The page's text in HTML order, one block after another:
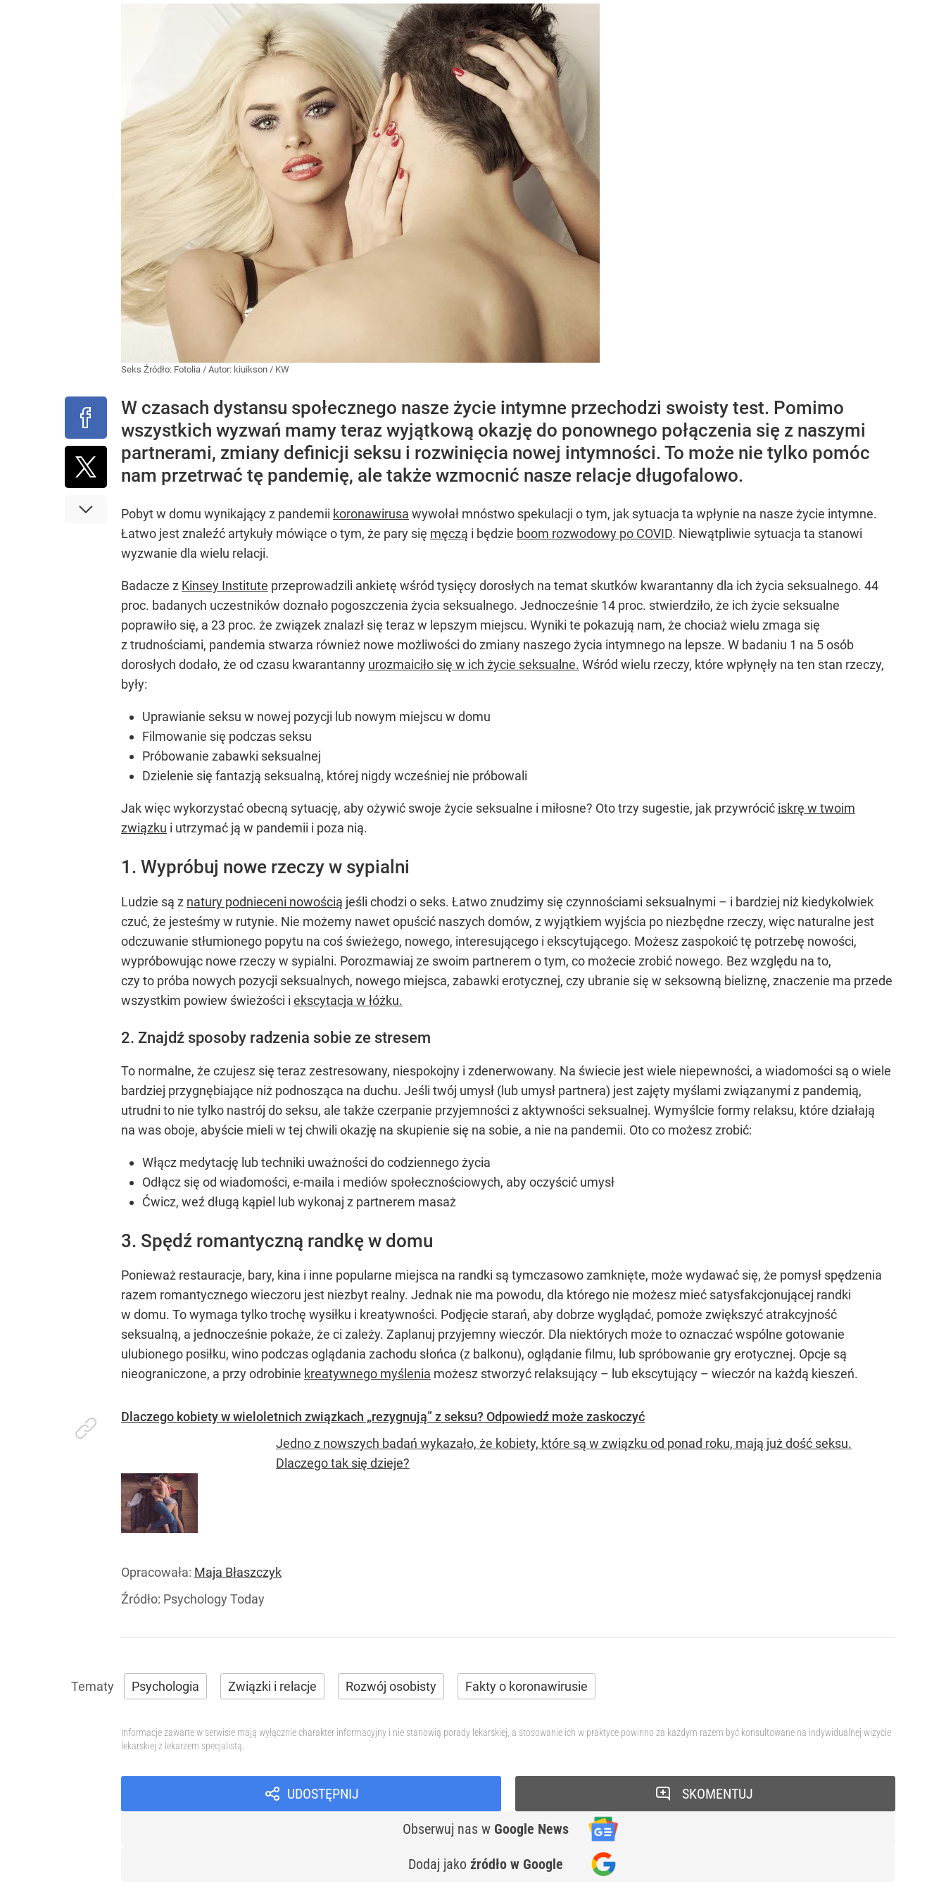
Prawdziwa wartość różnorodności
Słyszysz grzmot? Natychmiast szukaj schronienia
Gen. Pawlikowski: Przywiozłem cenną lekcję z Danii. Tego potrzebuje dziś cała Europa
Seks Źródło: Fotolia / Autor: kiuikson / KW
W czasach dystansu społecznego nasze życie intymne przechodzi swoisty test. Pomimo
wszystkich wyzwań mamy teraz wyjątkową okazję do ponownego połączenia się z naszymi
partnerami, zmiany definicji seksu i rozwinięcia nowej intymności. To może nie tylko pomóc
nam przetrwać tę pandemię, ale także wzmocnić nasze relacje długofalowo.
Pobyt w domu wynikający z pandemii koronawirusa wywołał mnóstwo spekulacji o tym, jak sytuacja ta wpłynie na nasze życie intymne.
Łatwo jest znaleźć artykuły mówiące o tym, że pary się męczą i będzie boom rozwodowy po COVID. Niewątpliwie sytuacja ta stanowi
wyzwanie dla wielu relacji.
Badacze z Kinsey Institute przeprowadzili ankietę wśród tysięcy dorosłych na temat skutków kwarantanny dla ich życia seksualnego. 44
proc. badanych uczestników doznało pogoszczenia życia seksualnego. Jednocześnie 14 proc. stwierdziło, że ich życie seksualne
poprawiło się, a 23 proc. że związek znalazł się teraz w lepszym miejscu. Wyniki te pokazują nam, że chociaż wielu zmaga się
z trudnościami, pandemia stwarza również nowe możliwości do zmiany naszego życia intymnego na lepsze. W badaniu 1 na 5 osób
dorosłych dodało, że od czasu kwarantanny urozmaiciło się w ich życie seksualne. Wśród wielu rzeczy, które wpłynęły na ten stan rzeczy,
były:
Uprawianie seksu w nowej pozycji lub nowym miejscu w domu
Filmowanie się podczas seksu
Próbowanie zabawki seksualnej
Dzielenie się fantazją seksualną, której nigdy wcześniej nie próbowali
Jak więc wykorzystać obecną sytuację, aby ożywić swoje życie seksualne i miłosne? Oto trzy sugestie, jak przywrócić iskrę w twoim
związku i utrzymać ją w pandemii i poza nią.
1. Wypróbuj nowe rzeczy w sypialni
Ludzie są z natury podnieceni nowością jeśli chodzi o seks. Łatwo znudzimy się czynnościami seksualnymi – i bardziej niż kiedykolwiek
czuć, że jesteśmy w rutynie. Nie możemy nawet opuścić naszych domów, z wyjątkiem wyjścia po niezbędne rzeczy, więc naturalne jest
odczuwanie stłumionego popytu na coś świeżego, nowego, interesującego i ekscytującego. Możesz zaspokoić tę potrzebę nowości,
wypróbowując nowe rzeczy w sypialni. Porozmawiaj ze swoim partnerem o tym, co możecie zrobić nowego. Bez względu na to,
czy to próba nowych pozycji seksualnych, nowego miejsca, zabawki erotycznej, czy ubranie się w seksowną bieliznę, znaczenie ma przede
wszystkim powiew świeżości i ekscytacja w łóżku.
2. Znajdź sposoby radzenia sobie ze stresem
To normalne, że czujesz się teraz zestresowany, niespokojny i zdenerwowany. Na świecie jest wiele niepewności, a wiadomości są o wiele
bardziej przygnębiające niż podnosząca na duchu. Jeśli twój umysł (lub umysł partnera) jest zajęty myślami związanymi z pandemią,
utrudni to nie tylko nastrój do seksu, ale także czerpanie przyjemności z aktywności seksualnej. Wymyślcie formy relaksu, które działają
na was oboje, abyście mieli w tej chwili okazję na skupienie się na sobie, a nie na pandemii. Oto co możesz zrobić:
Włącz medytację lub techniki uważności do codziennego życia
Odłącz się od wiadomości, e-maila i mediów społecznościowych, aby oczyścić umysł
Ćwicz, weź długą kąpiel lub wykonaj z partnerem masaż
3. Spędź romantyczną randkę w domu
Ponieważ restauracje, bary, kina i inne popularne miejsca na randki są tymczasowo zamknięte, może wydawać się, że pomysł spędzenia
razem romantycznego wieczoru jest niezbyt realny. Jednak nie ma powodu, dla którego nie możesz mieć satysfakcjonującej randki
w domu. To wymaga tylko trochę wysiłku i kreatywności. Podjęcie starań, aby dobrze wyglądać, pomoże zwiększyć atrakcyjność
seksualną, a jednocześnie pokaże, że ci zależy. Zaplanuj przyjemny wieczór. Dla niektórych może to oznaczać wspólne gotowanie
ulubionego posiłku, wino podczas oglądania zachodu słońca (z balkonu), oglądanie filmu, lub spróbowanie gry erotycznej. Opcje są
nieograniczone, a przy odrobinie kreatywnego myślenia możesz stworzyć relaksujący – lub ekscytujący – wieczór na każdą kieszeń.
Dlaczego kobiety w wieloletnich związkach „rezygnują” z seksu? Odpowiedź może zaskoczyć
Jedno z nowszych badań wykazało, że kobiety, które są w związku od ponad roku, mają już dość seksu.
Dlaczego tak się dzieje?
Opracowała: Maja Błaszczyk
Źródło: Psychology Today
Psychologia Związki i relacje Rozwój osobisty Fakty o koronawirusie
Informacje zawarte w serwisie mają wyłącznie charakter informacyjny i nie stanowią porady lekarskiej, a stosowanie ich w praktyce powinno za każdym razem być konsultowane na indywidualnej wizycie
lekarskiej z lekarzem specjalistą.
UDOSTĘPNIJ
Obserwuj nas w Google News
Dodaj jako źródło w Google
SKOMENTUJ